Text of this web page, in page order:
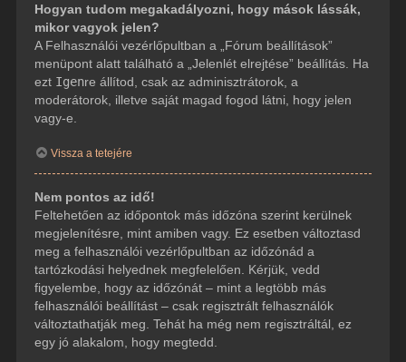
Hogyan tudom megakadályozni, hogy mások lássák,
mikor vagyok jelen?
A Felhasználói vezérlőpultban a „Fórum beállítások”
menüpont alatt található a „Jelenlét elrejtése” beállítás. Ha
ezt Igenre állítod, csak az adminisztrátorok, a
moderátorok, illetve saját magad fogod látni, hogy jelen
vagy-e.
Vissza a tetejére
Nem pontos az idő!
Feltehetően az időpontok más időzóna szerint kerülnek
megjelenítésre, mint amiben vagy. Ez esetben változtasd
meg a felhasználói vezérlőpultban az időzónád a
tartózkodási helyednek megfelelően. Kérjük, vedd
figyelembe, hogy az időzónát – mint a legtöbb más
felhasználói beállítást – csak regisztrált felhasználók
változtathatják meg. Tehát ha még nem regisztráltál, ez
egy jó alakalom, hogy megtedd.